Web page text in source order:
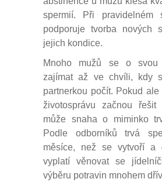
spermií. Při pravidelném
podporuje tvorba
jejich kondice.
Mnoho mužů se o svou
zajímat až ve chvíli, kdy
partnerkou počít. Pokud
životosprávu začnou
může snaha o miminko
Podle odborníků trvá
měsíce, než se vytvoří a
vyplatí věnovat se
výběru potravin mnohem